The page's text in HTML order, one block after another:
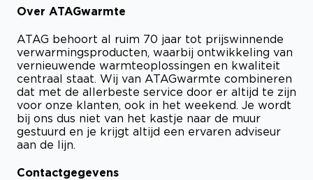
Over ATAGwarmte
ATAG behoort al ruim 70 jaar tot prijswinnende
verwarmingsproducten, waarbij ontwikkeling van
vernieuwende warmteoplossingen en kwaliteit
centraal staat. Wij van ATAGwarmte combineren
dat met de allerbeste service door er altijd te zijn
voor onze klanten, ook in het weekend. Je wordt
bij ons dus niet van het kastje naar de muur
gestuurd en je krijgt altijd een ervaren adviseur
aan de lijn.
Contactgegevens